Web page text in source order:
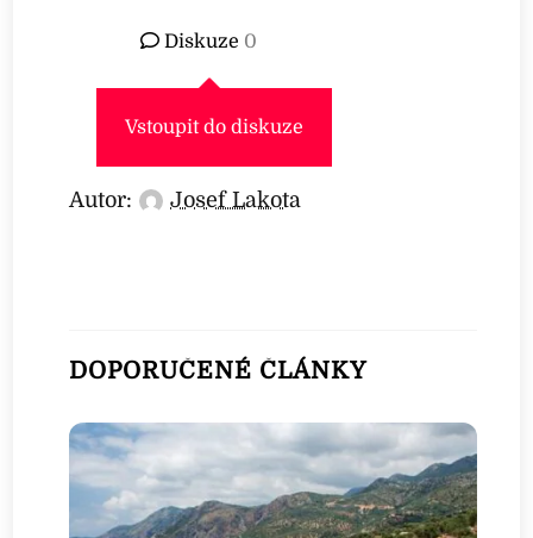
Diskuze 0
Vstoupit do diskuze
Autor: Josef Lakota
DOPORUČENÉ ČLÁNKY